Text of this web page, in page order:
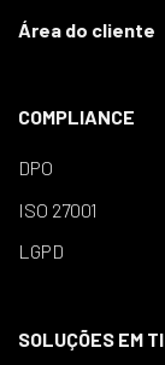
Área do cliente
COMPLIANCE
DPO
ISO 27001
LGPD
SOLUÇÕES EM TI